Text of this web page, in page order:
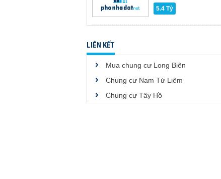
5.4 Tỷ
LIÊN KẾT
Mua chung cư Long Biên
Chung cư Nam Từ Liêm
Chung cư Tây Hồ